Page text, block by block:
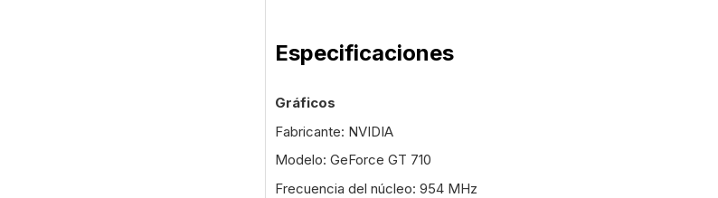
Especificaciones
Gráficos
Fabricante: NVIDIA
Modelo: GeForce GT 710
Frecuencia del núcleo: 954 MHz